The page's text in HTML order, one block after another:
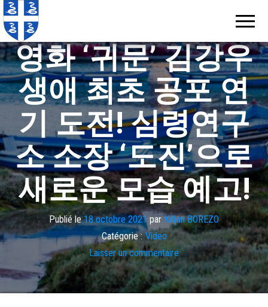
영화 ‘귀문’ 김강우
생애 최초 공포 연
기 도전! 심령연구
소 소장 ‘도진’으로
새로운 모습 예고!
Publié le18 octobre 2021 parKillian BOREZO
Catégorie : Video
Laisser un commentaire